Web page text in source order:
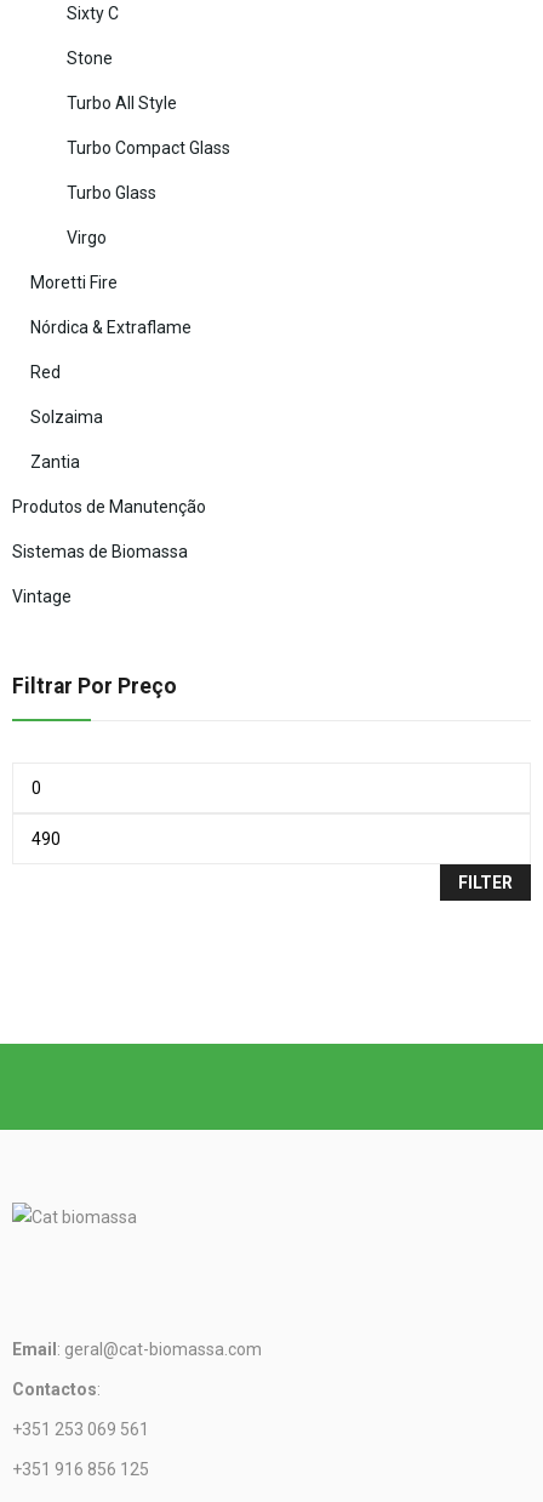
Sixty C
Stone
Turbo All Style
Turbo Compact Glass
Turbo Glass
Virgo
Moretti Fire
Nórdica & Extraflame
Red
Solzaima
Zantia
Produtos de Manutenção
Sistemas de Biomassa
Vintage
Filtrar Por Preço
FILTER
Email : geral@cat-biomassa.com
Contactos:
+351 253 069 561
+351 916 856 125